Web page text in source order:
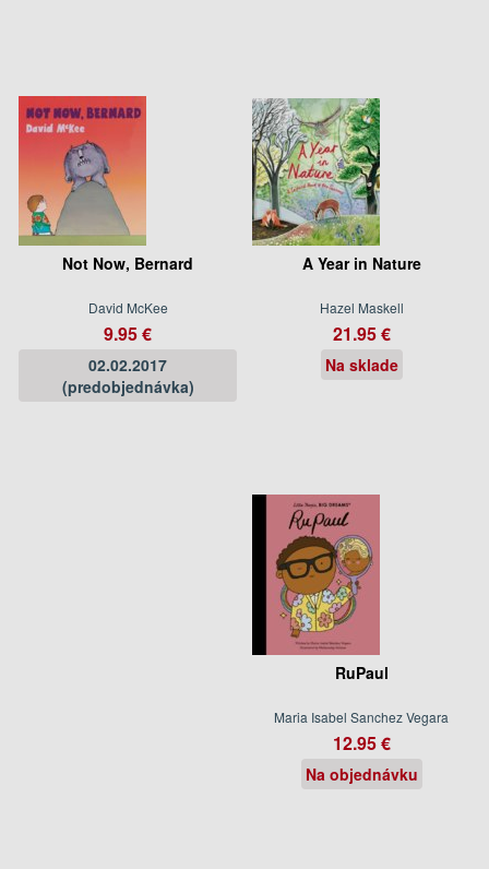
Not Now, Bernard
David McKee
9.95 €
02.02.2017
(predobjednávka)
A Year in Nature
Hazel Maskell
21.95 €
Na sklade
RuPaul
Maria Isabel Sanchez Vegara
12.95 €
Na objednávku